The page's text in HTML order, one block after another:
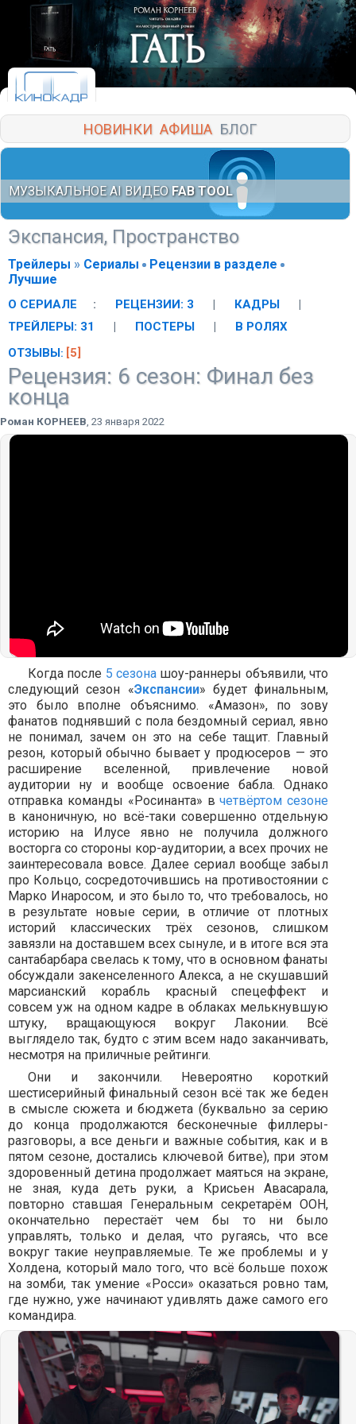
НОВИНКИ АФИША БЛОГ
МУЗЫКАЛЬНОЕ AI ВИДЕО FAB TOOL
Экспансия, Пространство
Трейлеры » Сериалы
Рецензии в разделе
Лучшие
О СЕРИАЛЕ : РЕЦЕНЗИИ: 3 | КАДРЫ
|
ТРЕЙЛЕРЫ: 31
| ПОСТЕРЫ |
В РОЛЯХ
ОТЗЫВЫ: [5]
Рецензия: 6 сезон: Финал без
конца
Роман КОРНЕЕВ, 23 января 2022
Когда после 5 сезона шоу-раннеры объявили, что
следующий сезон «Экспансии» будет финальным,
это было вполне объяснимо. «Амазон», по зову
фанатов поднявший с пола бездомный сериал, явно
не понимал, зачем он это на себе тащит. Главный
резон, который обычно бывает у продюсеров — это
расширение вселенной, привлечение новой
аудитории ну и вообще освоение бабла. Однако
отправка команды «Росинанта» вчетвёртом сезоне
в каноничную, но всё-таки совершенно отдельную
историю на Илусе явно не получила должного
восторга со стороны кор-аудитории, а всех прочих не
заинтересовала вовсе. Далее сериал вообще забыл
про Кольцо, сосредоточившись на противостоянии с
Марко Инаросом, и это было то, что требовалось, но
в результате новые серии, в отличие от плотных
историй классических трёх сезонов, слишком
завязли на доставшем всех сынуле, и в итоге вся эта
сантабарбара свелась к тому, что в основном фанаты
обсуждали закенселенного Алекса, а не скушавший
марсианский корабль красный спецеффект и
совсем уж на одном кадре в облаках мелькнувшую
штуку, вращающуюся вокруг Лаконии. Всё
выглядело так, будто с этим всем надо заканчивать,
несмотря на приличные рейтинги.
Они и закончили. Невероятно короткий
шестисерийный финальный сезон всё так же беден
в смысле сюжета и бюджета (буквально за серию
до конца продолжаются бесконечные филлеры-
разговоры, а все деньги и важные события, как и в
пятом сезоне, достались ключевой битве), при этом
здоровенный детина продолжает маяться на экране,
не зная, куда деть руки, а Крисьен Авасарала,
повторно ставшая Генеральным секретарём ООН,
окончательно перестаёт чем бы то ни было
управлять, только и делая, что ругаясь, что все
вокруг такие неуправляемые. Те же проблемы и у
Холдена, который мало того, что всё больше похож
на зомби, так умение «Росси» оказаться ровно там,
где нужно, уже начинают удивлять даже самого его
командира.